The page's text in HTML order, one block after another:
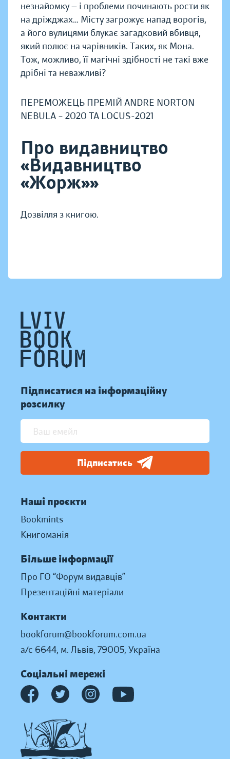
незнайомку — і проблеми починають рости як
на дріжджах… Місту загрожує напад ворогів,
а його вулицями блукає загадковий вбивця,
який полює на чарівників. Таких, як Мона.
Тож, можливо, її магічні здібності не такі вже
дрібні та неважливі?
ПЕРЕМОЖЕЦЬ ПРЕМІЙ ANDRE NORTON
NEBULA – 2020 ТА LOCUS-2021
Про видавництво
«Видавництво
«Жорж»»
Дозвілля з книгою.
Підписатися на інформаційну
розсилку
Підписатись
Наші проєкти
Bookmints
Книгоманія
Більше інформації
Про ГО “Форум видавців”
Презентаційні матеріали
Контакти
bookforum@bookforum.com.ua
а/с 6644, м. Львів, 79005, Україна
Соціальні мережі